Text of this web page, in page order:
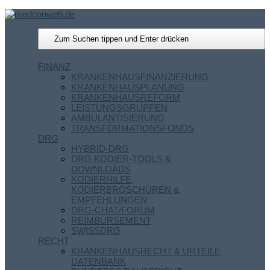
FINANZ
KRANKENHAUSFINANZIERUNG
KRANKENHAUSPLANUNG
KRANKENHAUSREFORM
LEISTUNGSGRUPPEN
AMBULANTISIERUNG
TRANSFORMATIONSFONDS
DRG
HYBRID-DRG
DRG KODIER-TOOLS &
DOWNLOADS
KODIERHILFE,
KODIERBROSCHÜREN &
EMPFEHLUNGEN
DRG-CHAT/FORUM
REIMBURSEMENT
SWISSDRG
RECHT
KRANKENHAUSRECHT & URTEILE
DATENBANK